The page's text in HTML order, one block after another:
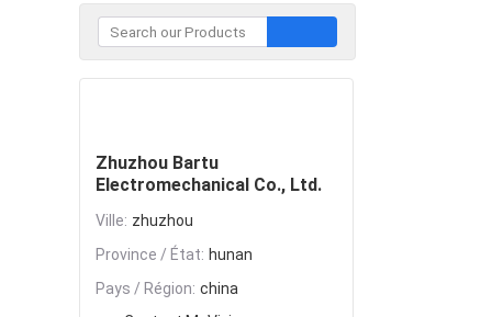
Zhuzhou Bartu
Electromechanical Co., Ltd.
Ville: zhuzhou
Province / État: hunan
Pays / Région: china